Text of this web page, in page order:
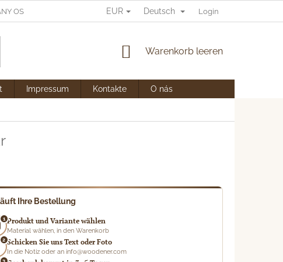
OSOBNÍCH ÚDAJŮ EUR Deutsch Login
WARENKORB
Warenkorb leeren
Impressum Kontakte O nás
Ihre Bestellung
1 Produkt und Variante wählen
Material wählen, in den Warenkorb
2 Schicken Sie uns Text oder Foto
In die Notiz oder an info@woodener.com
3